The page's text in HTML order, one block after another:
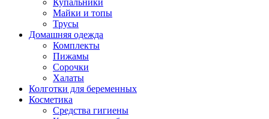
Купальники
Майки и топы
Трусы
Домашняя одежда
Комплекты
Пижамы
Сорочки
Халаты
Колготки для беременных
Косметика
Cредства гигиены